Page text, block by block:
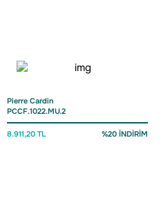
Pierre Cardin
PCCF.1022.MU.2
8.911,20 TL %20 İNDİRİM